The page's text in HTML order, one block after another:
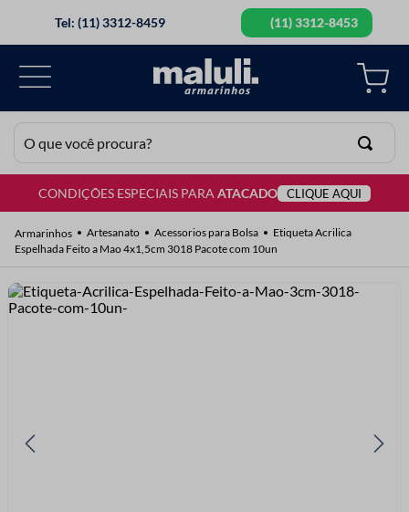
Tel: (11) 3312-8459 (11) 3312-8453
O que você procura?
CONDIÇÕES ESPECIAIS PARAATACADO CLIQUE AQUI
Artesanato Acessorios para Bolsa
Etiqueta Acrilica
Espelhada Feito a Mao 4x1,5cm 3018 Pacote com 10un
TERMOS MAIS BUSCADOS
2º
barbante
3º
botão
8º